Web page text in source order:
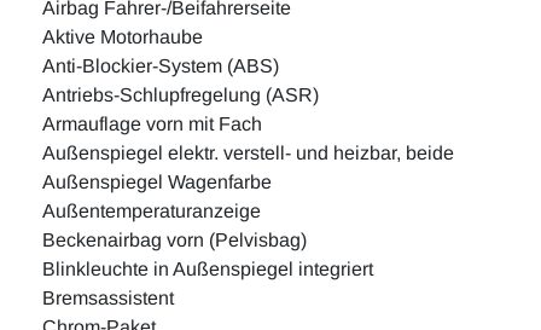
Airbag Fahrer-/Beifahrerseite
Aktive Motorhaube
Anti-Blockier-System (ABS)
Antriebs-Schlupfregelung (ASR)
Armauflage vorn mit Fach
Außenspiegel elektr. verstell- und heizbar, beide
Außenspiegel Wagenfarbe
Außentemperaturanzeige
Beckenairbag vorn (Pelvisbag)
Blinkleuchte in Außenspiegel integriert
Bremsassistent